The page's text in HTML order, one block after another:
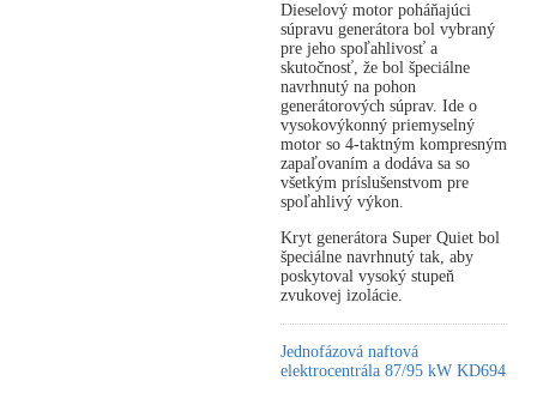
Dieselový motor poháňajúci
súpravu generátora bol vybraný
pre jeho spoľahlivosť a
skutočnosť, že bol špeciálne
navrhnutý na pohon
generátorových súprav. Ide o
vysokovýkonný priemyselný
motor so 4-taktným kompresným
zapaľovaním a dodáva sa so
všetkým príslušenstvom pre
spoľahlivý výkon.
Kryt generátora Super Quiet bol
špeciálne navrhnutý tak, aby
poskytoval vysoký stupeň
zvukovej izolácie.
Jednofázová naftová
elektrocentrála 87/95 kW KD694